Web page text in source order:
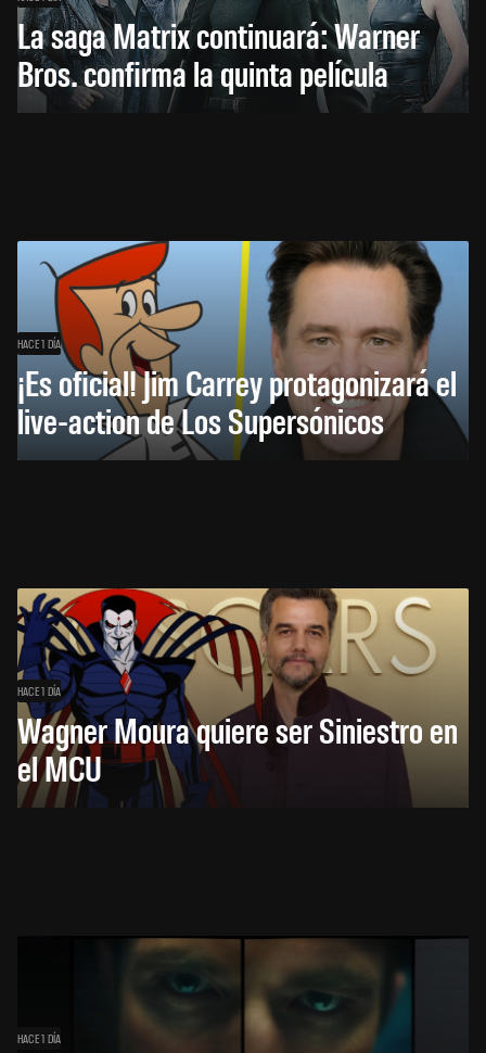
La saga Matrix continuará: Warner
Bros. confirma la quinta película
HACE 1 DÍA
¡Es oficial! Jim Carrey protagonizará el
live-action de Los Supersónicos
HACE 1 DÍA
Wagner Moura quiere ser Siniestro en
el MCU
HACE 1 DÍA